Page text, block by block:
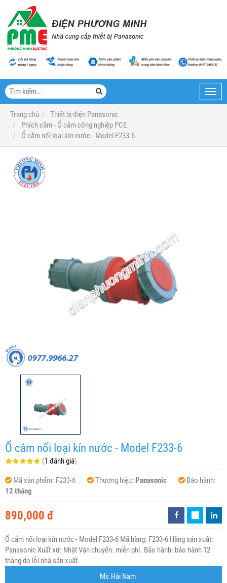
Trang chủ
Thiết bị điện Panasonic
Phích cắm - Ổ cắm công nghiệp PCE
Ổ cắm nối loại kín nước - Model F233-6
Ổ cắm nối loại kín nước - Model F233-6
(1 đánh giá)
Mã sản phẩm: F233-6 Thương hiệu: Panasonic
Bảo hành:
12 tháng
890,000 đ
Ổ cắm nối loại kín nước - Model F233-6 Mã hàng: F233-6 Hãng sản xuất:
Panasonic Xuất xứ: Nhật Vận chuyển: miễn phí. Bảo hành: bảo hành 12
tháng do lỗi nhà sản xuất.
Ms.Hải Nam